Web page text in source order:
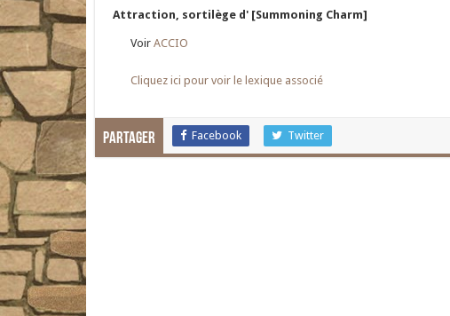
Attraction, sortilège d' [Summoning Charm]
Voir ACCIO
Cliquez ici pour voir le lexique associé
Partager Facebook Twitter